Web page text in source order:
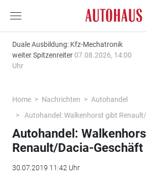
Duale Ausbildung: Kfz-Mechatronik
weiter Spitzenreiter 07.08.2026, 14:00
Uhr
Home Nachrichten
Autohandel
Autohandel: Walkenhorst gibt
Autohandel:
Renault/Dacia-
30.07.2019 11:42 Uhr